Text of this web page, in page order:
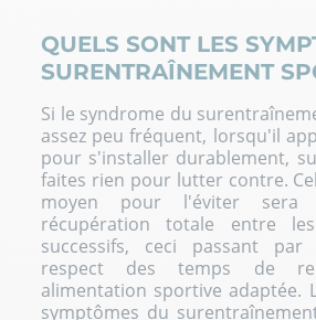
QUELS SONT LES
SURENTRAÎNEMENT
Si le syndrome du
assez peu fréquent, lorsqu'il
pour s'installer durablement,
faites rien pour lutter contre.
moyen pour l'éviter sera
récupération totale entre
successifs, ceci passant
respect des temps de
alimentation sportive adaptée.
symptômes du